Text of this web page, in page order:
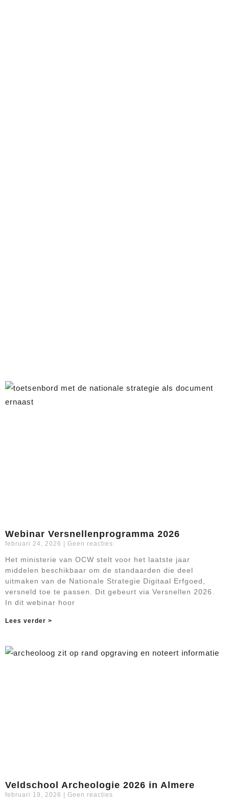
Webinar Versnellenprogramma 2026
februari 24, 2026 Geen reacties
Het ministerie van OCW stelt voor het laatste jaar
middelen beschikbaar om de standaarden die deel
uitmaken van de Nationale Strategie Digitaal Erfgoed,
versneld toe te passen. Dit gebeurt via Versnellen 2026.
In dit webinar hoor
Lees verder >
Veldschool Archeologie 2026 in Almere
februari 19, 2026 Geen reacties